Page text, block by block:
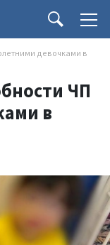
девочками в
ЧП
в